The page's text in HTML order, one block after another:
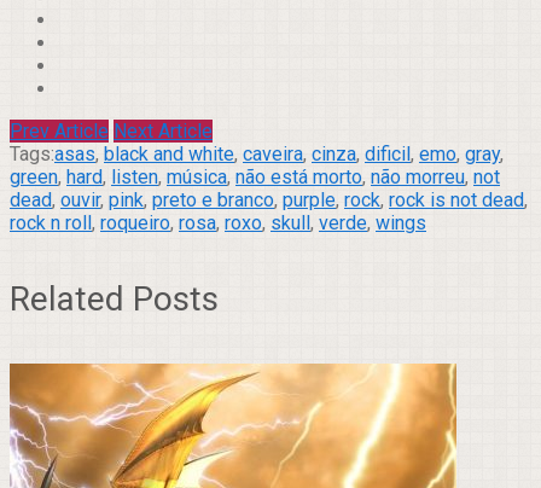
Prev Article Next Article
Tags:asas, black and white, caveira, cinza, dificil, emo, gray,
green, hard, listen, música, não está morto, não morreu, not
dead, ouvir, pink, preto e branco, purple, rock, rock is not dead,
rock n roll, roqueiro, rosa, roxo, skull, verde, wings
Related Posts